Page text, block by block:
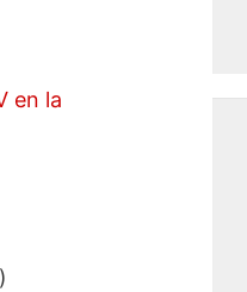
en la